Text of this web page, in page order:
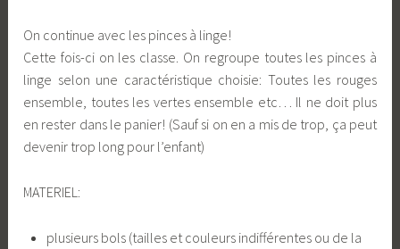
On continue avec les pinces à linge!
Cette fois-ci on les classe. On regroupe toutes les pinces à
linge selon une caractéristique choisie: Toutes les rouges
ensemble, toutes les vertes ensemble etc… Il ne doit plus
en rester dans le panier! (Sauf si on en a mis de trop, ça peut
devenir trop long pour l’enfant)
MATERIEL:
plusieurs bols (tailles et couleurs indifférentes ou de la